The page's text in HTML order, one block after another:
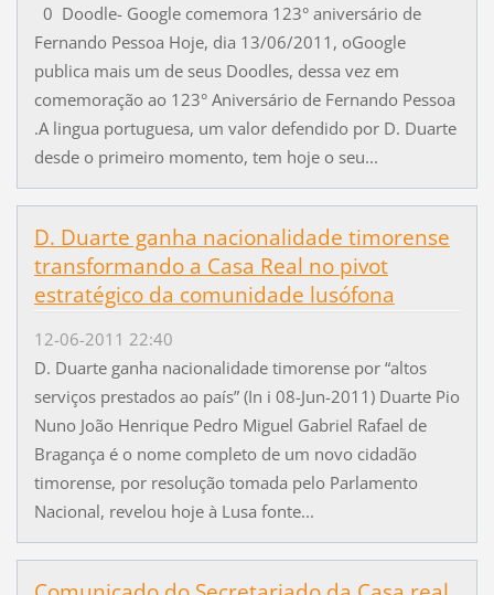
0 Doodle- Google comemora 123° aniversário de
Fernando Pessoa Hoje, dia 13/06/2011, oGoogle
publica mais um de seus Doodles, dessa vez em
comemoração ao 123° Aniversário de Fernando Pessoa
.A lingua portuguesa, um valor defendido por D. Duarte
desde o primeiro momento, tem hoje o seu...
D. Duarte ganha nacionalidade timorense
transformando a Casa Real no pivot
estratégico da comunidade lusófona
12-06-2011 22:40
D. Duarte ganha nacionalidade timorense por “altos
serviços prestados ao país” (In i 08-Jun-2011) Duarte Pio
Nuno João Henrique Pedro Miguel Gabriel Rafael de
Bragança é o nome completo de um novo cidadão
timorense, por resolução tomada pelo Parlamento
Nacional, revelou hoje à Lusa fonte...